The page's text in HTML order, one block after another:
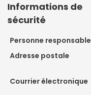
Informations de
sécurité
Personne responsable
Adresse postale
Courrier électronique